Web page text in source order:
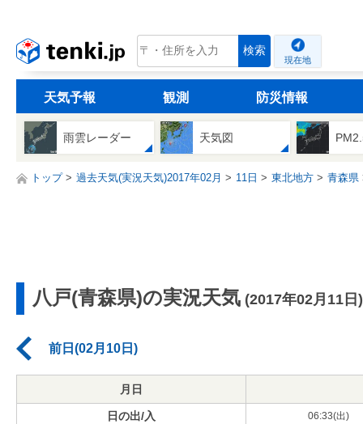
tenki.jp 検索
現在地
天気予報 観測 防災情報
雨雲レーダー 天気図
トップ 過去天気(実況天気)2017年02月 11日 東北地方 青森県
八戸(青森県)の実況天気 (2017年02月11日)
前日(02月10日)
月日
日の出/入 06:33(出)